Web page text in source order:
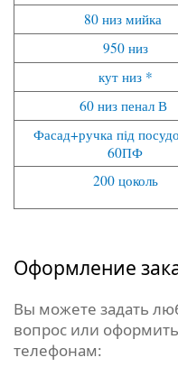
80 низ мийка
950 низ
кут низ *
60 низ пенал В
Фасад+ручка під
60ПФ
200 цоколь
Оформление
Вы можете задать
вопрос или оформить
телефонам: